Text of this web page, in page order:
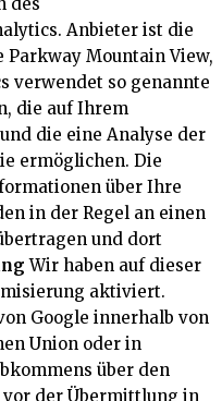
Anbieter ist die
Parkway Mountain View,
verwendet so genannte
die auf Ihrem
die eine Analyse der
ermöglichen. Die
über Ihre
in der Regel an einen
und dort
Wir haben auf dieser
aktiviert.
Google innerhalb von
Union oder in
über den
der Übermittlung in